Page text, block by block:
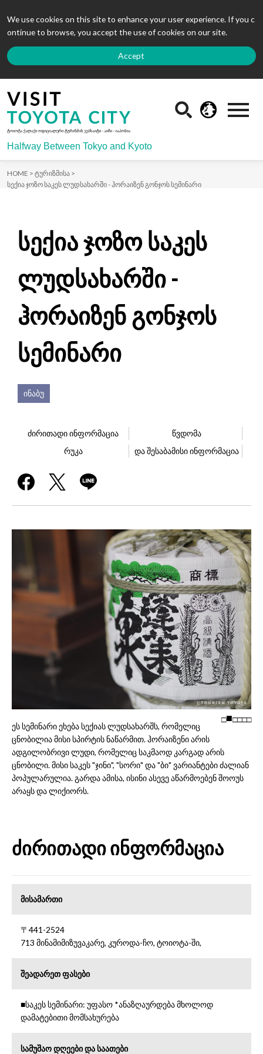
We use cookies on this site to enhance your user experience. If you c
ontinue to browse, you accept the use of cookies on our site.
Accept
Halfway Between Tokyo and Kyoto
HOME > ტურიზმისა >
სექია ჯოზო საკეს ლუდსახარში - ჰორაიზენ გონჯოს სემინარი
სექია ჯოზო საკეს
ლუდსახარში -
ჰორაიზენ გონჯოს
სემინარი
ინაბუ
ძირითადი ინფორმაცია
წვდომა
რუკა
და შესაბამისი ინფორმაცია
□ □□□□
ეს სემინარი ეხება სექიას ლუდსახარშს, რომელიც
ცნობილია მისი სპირტის ნაწარმით. ჰორაიზენი არის
ადგილობრივი ლუდი, რომელიც საკმაოდ კარგად არის
ცნობილი. მისი საკეს "ჯინი", "სორი" და "ბი" ვარიანტები ძალიან
პოპულარულია. გარდა ამისა, ისინი ასევე აწარმოებენ შოოუს
არაყს და ლიქიორს.
ძირითადი ინფორმაცია
მისამართი
〒441-2524
713 მინამიმიზუვაკარე, კუროდა-ჩო, ტოიოტა-ში,
შეადარეთ ფასები
■საკეს სემინარი: უფასო *ანაზღაურდება მხოლოდ
დამატებითი მომსახურება
სამუშაო დღეები და საათები